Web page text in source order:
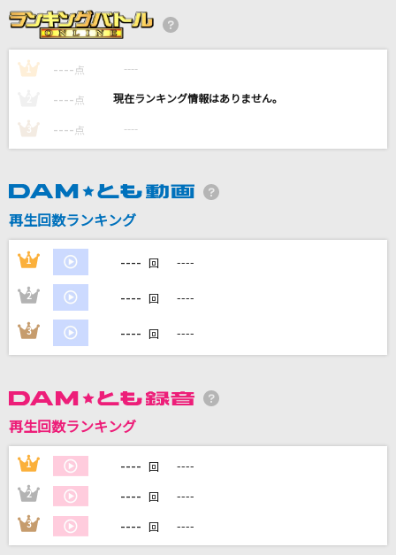
[生音]水平線
back number
Ado
三山ひろし
[生音]君の恋人になったら
back number
PIECE OF MY WISH
今井美樹
桑田佳祐
366日
清水翔太 feat.仲宗根泉(HY)
1 ---- 点 ----
---- 点 ----
3 ---- 点 ----
再生回数ランキング
1 ---- 回 ----
2 ---- 回 ----
3 ---- 回 ----
再生回数ランキング
1 ---- 回 ----
2 ---- 回 ----
3 ---- 回 ----